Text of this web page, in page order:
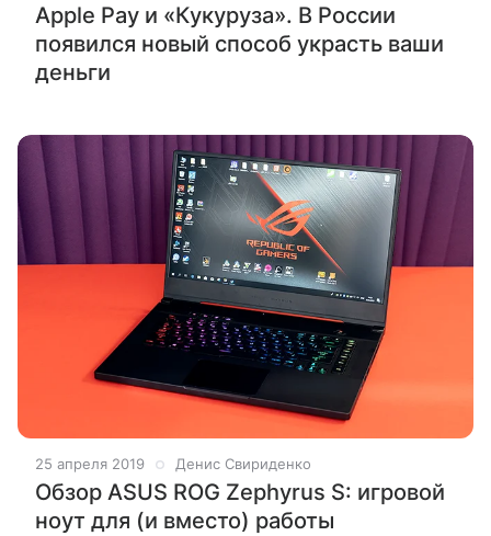
Apple Pay и «Кукуруза». В России
появился новый способ украсть ваши
деньги
25 апреля 2019 Денис Свириденко
Обзор ASUS ROG Zephyrus S: игровой
ноут для (и вместо) работы